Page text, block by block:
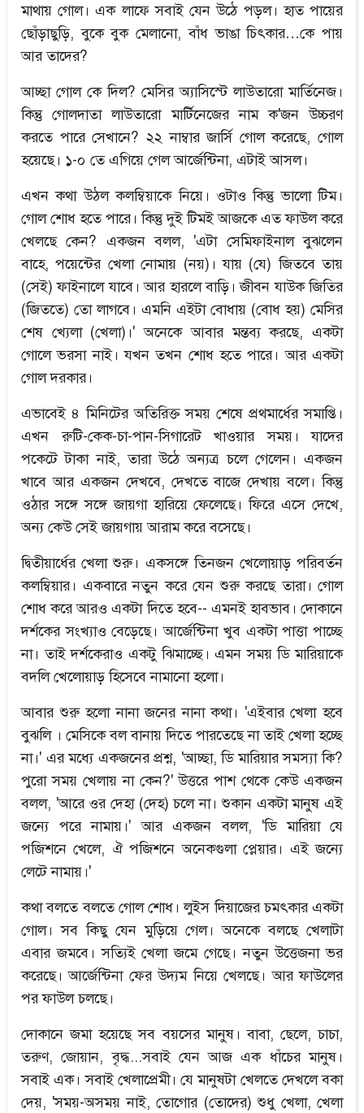
মাথায় গোল। এক লাফে সবাই যেন উঠে পড়ল। হাত পায়ের
ছোঁড়াছুড়ি, বুকে বুক মেলানো, বাঁধ ভাঙা চিৎকার…কে পায়
আর তাদের?
আচ্ছা গোল কে দিল? মেসির অ্যাসিস্টে লাউতারো মার্তিনেজ।
কিন্তু গোলদাতা লাউতারো মার্টিনেজের নাম ক'জন উচ্চরণ
করতে পারে সেখানে? ২২ নাম্বার জার্সি গোল করেছে, গোল
হয়েছে। ১-০ তে এগিয়ে গেল আর্জেন্টিনা, এটাই আসল।
এখন কথা উঠল কলম্বিয়াকে নিয়ে। ওটাও কিন্তু ভালো টিম।
গোল শোধ হতে পারে। কিন্তু দুই টিমই আজকে এত ফাউল করে
খেলছে কেন? একজন বলল, 'এটা সেমিফাইনাল বুঝলেন
বাহে, পয়েন্টের খেলা নোমায় (নয়)। যায় (যে) জিতবে তায়
(সেই) ফাইনালে যাবে। আর হারলে বাড়ি। জীবন যাউক জিতির
(জিততে) তো লাগবে। এমনি এইটা বোধায় (বোধ হয়) মেসির
শেষ খ্যেলা (খেলা)।' অনেকে আবার মন্তব্য করছে, একটা
গোলে ভরসা নাই। যখন তখন শোধ হতে পারে। আর একটা
গোল দরকার।
এভাবেই ৪ মিনিটের অতিরিক্ত সময় শেষে প্রথমার্ধের সমাপ্তি।
এখন রুটি-কেক-চা-পান-সিগারেট খাওয়ার সময়। যাদের
পকেটে টাকা নাই, তারা উঠে অন্যত্র চলে গেলেন। একজন
খাবে আর একজন দেখবে, দেখতে বাজে দেখায় বলে। কিন্তু
ওঠার সঙ্গে সঙ্গে জায়গা হারিয়ে ফেলেছে। ফিরে এসে দেখে,
অন্য কেউ সেই জায়গায় আরাম করে বসেছে।
দ্বিতীয়ার্ধের খেলা শুরু। একসঙ্গে তিনজন খেলোয়াড় পরিবর্তন
কলম্বিয়ার। একবারে নতুন করে যেন শুরু করছে তারা। গোল
শোধ করে আরও একটা দিতে হবে-- এমনই হাবভাব। দোকানে
দর্শকের সংখ্যাও বেড়েছে। আর্জেন্টিনা খুব একটা পাত্তা পাচ্ছে
না। তাই দর্শকেরাও একটু ঝিমাচ্ছে। এমন সময় ডি মারিয়াকে
বদলি খেলোয়াড় হিসেবে নামানো হলো।
আবার শুরু হলো নানা জনের নানা কথা। 'এইবার খেলা হবে
বুঝলি । মেসিকে বল বানায় দিতে পারতেছে না তাই খেলা হচ্ছে
না।' এর মধ্যে একজনের প্রশ্ন, 'আচ্ছা, ডি মারিয়ার সমস্যা কি?
পুরো সময় খেলায় না কেন?' উত্তরে পাশ থেকে কেউ একজন
বলল, 'আরে ওর দেহা (দেহ) চলে না। শুকান একটা মানুষ এই
জন্যে পরে নামায়।' আর একজন বলল, 'ডি মারিয়া যে
পজিশনে খেলে, ঐ পজিশনে অনেকগুলা প্লেয়ার। এই জন্যে
লেটে নামায়।'
কথা বলতে বলতে গোল শোধ। লুইস দিয়াজের চমৎকার একটা
গোল। সব কিছু যেন মুড়িয়ে গেল। অনেকে বলছে খেলাটা
এবার জমবে। সত্যিই খেলা জমে গেছে। নতুন উত্তেজনা ভর
করেছে। আর্জেন্টিনা ফের উদ্যম নিয়ে খেলছে। আর ফাউলের
পর ফাউল চলছে।
দোকানে জমা হয়েছে সব বয়সের মানুষ। বাবা, ছেলে, চাচা,
তরুণ, জোয়ান, বৃদ্ধ...সবাই যেন আজ এক ধাঁচের মানুষ।
সবাই এক। সবাই খেলাপ্রেমী। যে মানুষটা খেলতে দেখলে বকা
দেয়, 'সময়-অসময় নাই, তোগোর (তোদের) শুধু খেলা, খেলা